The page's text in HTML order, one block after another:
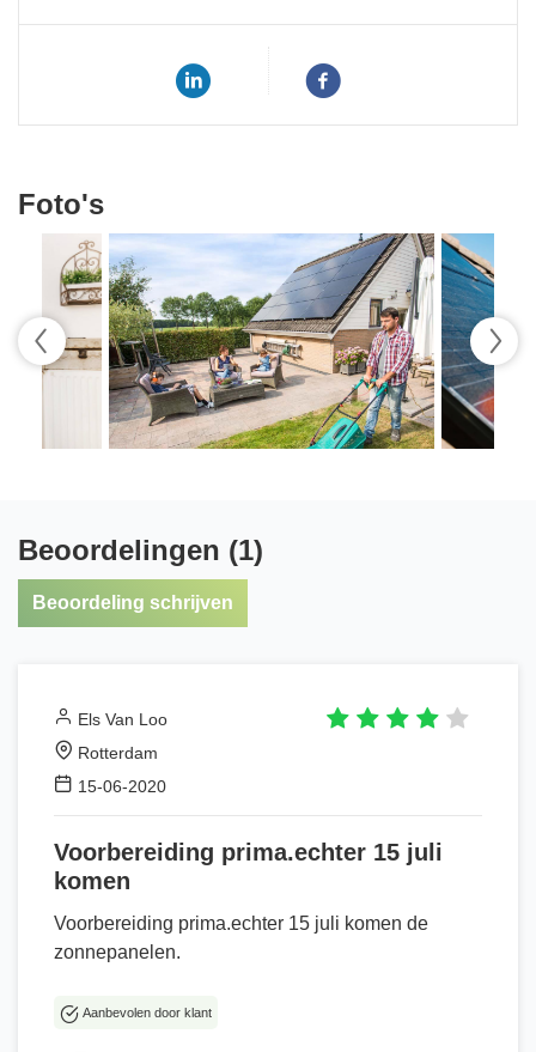
Foto's
Beoordelingen (1)
Beoordeling schrijven
Els Van Loo
Rotterdam
15-06-2020
Voorbereiding prima.echter 15 juli
komen
Voorbereiding prima.echter 15 juli komen de
zonnepanelen.
Aanbevolen door klant